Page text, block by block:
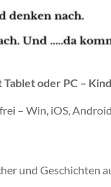
oder PC –
– Win, iOS, Android
und Geschichten